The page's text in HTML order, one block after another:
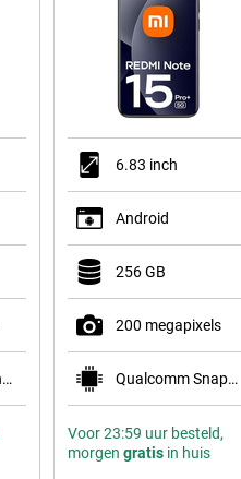
MediaTek Dimensity 7400-Ultra
6.83 inch
Android
256 GB
200 megapixels
Qualcomm Snapdragon 7s Gen 4
Voor 23:59 uur besteld,
morgen gratisin huis